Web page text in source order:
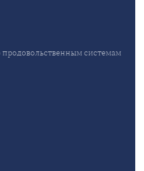
системам